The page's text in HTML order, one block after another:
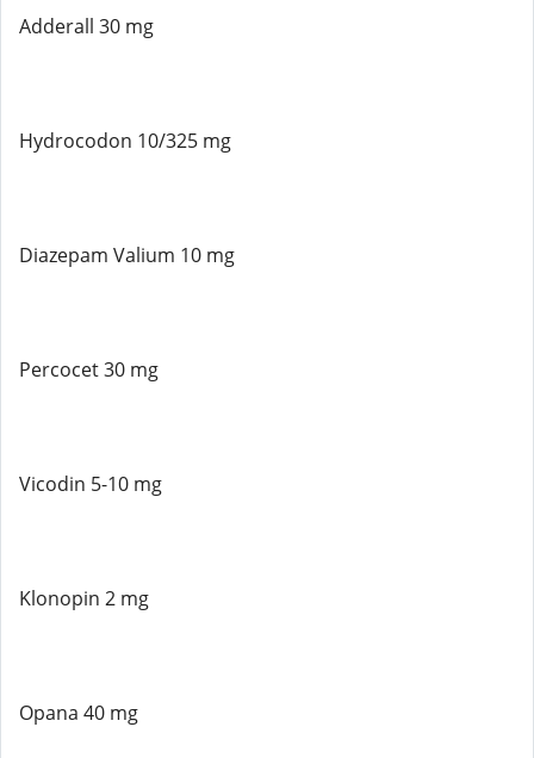
Adderall 30 mg
Hydrocodon 10/325 mg
Diazepam Valium 10 mg
Percocet 30 mg
Vicodin 5-10 mg
Klonopin 2 mg
Opana 40 mg